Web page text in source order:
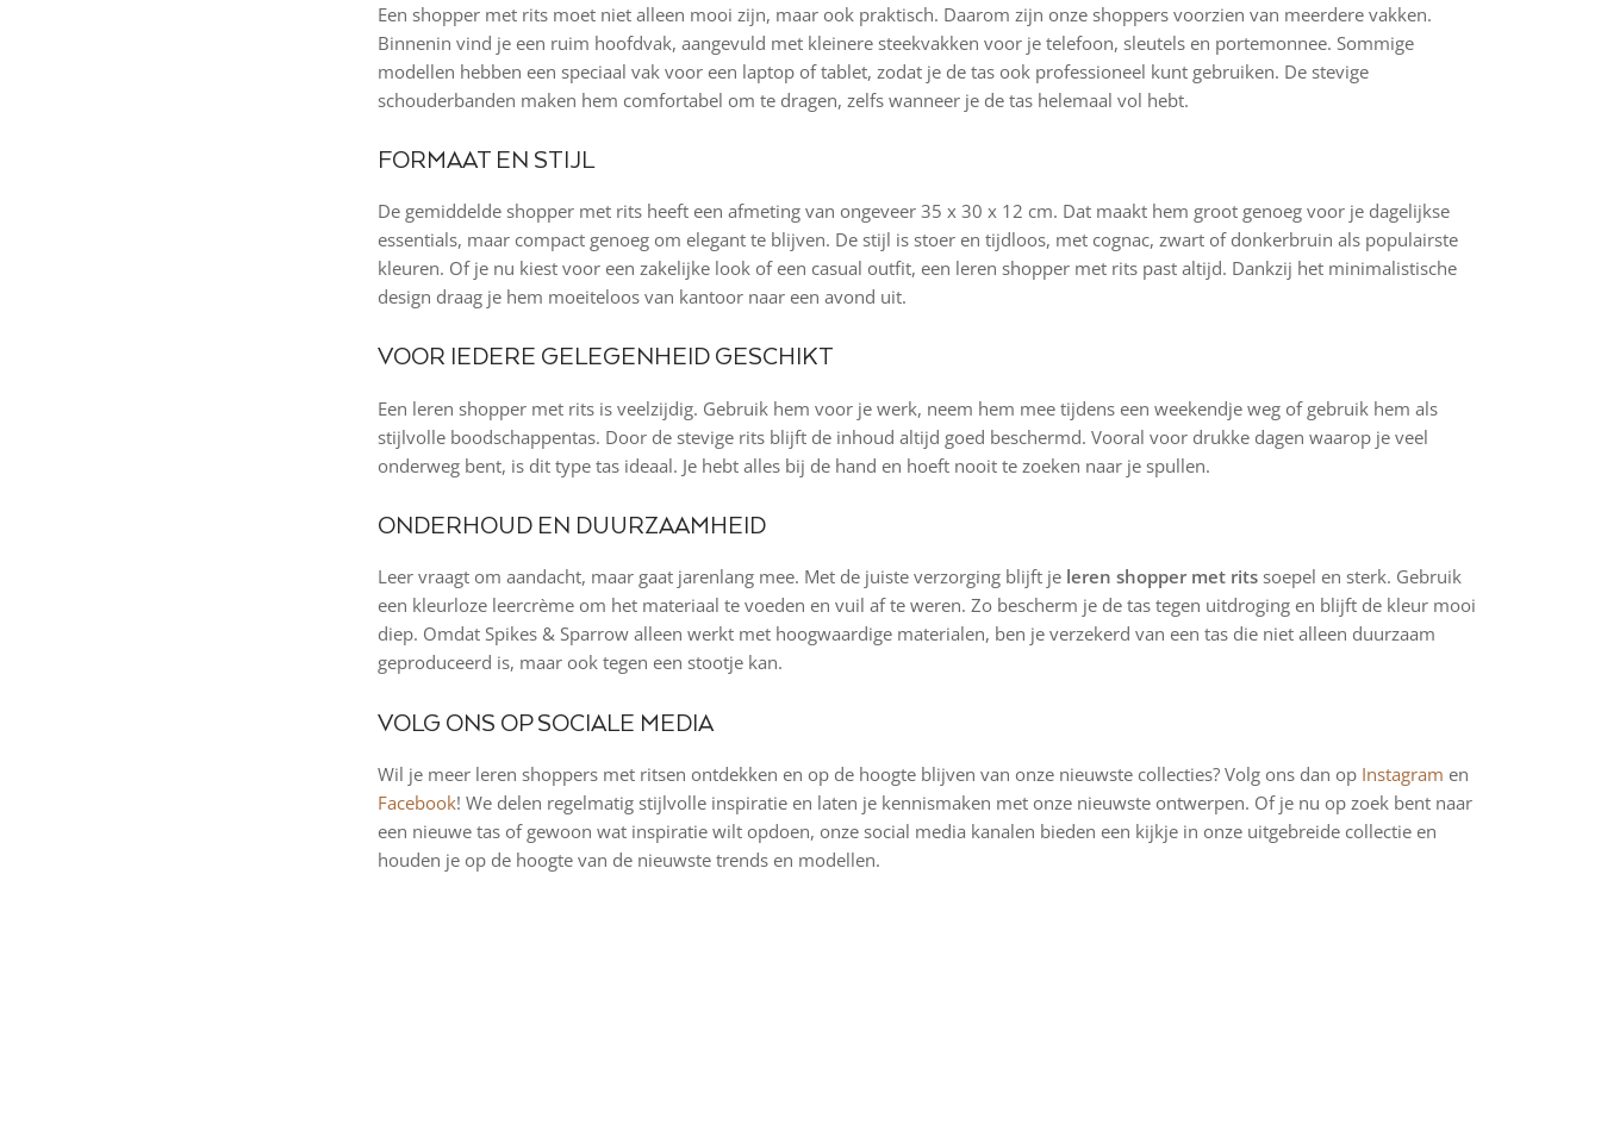
Een shopper met rits moet niet alleen mooi zijn, maar ook praktisch. Daarom zijn onze shoppers voorzien van meerdere vakken.
Binnenin vind je een ruim hoofdvak, aangevuld met kleinere steekvakken voor je telefoon, sleutels en portemonnee. Sommige
modellen hebben een speciaal vak voor een laptop of tablet, zodat je de tas ook professioneel kunt gebruiken. De stevige
schouderbanden maken hem comfortabel om te dragen, zelfs wanneer je de tas helemaal vol hebt.
FORMAAT EN STIJL
De gemiddelde shopper met rits heeft een afmeting van ongeveer 35 x 30 x 12 cm. Dat maakt hem groot genoeg voor je dagelijkse
essentials, maar compact genoeg om elegant te blijven. De stijl is stoer en tijdloos, met cognac, zwart of donkerbruin als populairste
kleuren. Of je nu kiest voor een zakelijke look of een casual outfit, een leren shopper met rits past altijd. Dankzij het minimalistische
design draag je hem moeiteloos van kantoor naar een avond uit.
VOOR IEDERE GELEGENHEID GESCHIKT
Een leren shopper met rits is veelzijdig. Gebruik hem voor je werk, neem hem mee tijdens een weekendje weg of gebruik hem als
stijlvolle boodschappentas. Door de stevige rits blijft de inhoud altijd goed beschermd. Vooral voor drukke dagen waarop je veel
onderweg bent, is dit type tas ideaal. Je hebt alles bij de hand en hoeft nooit te zoeken naar je spullen.
ONDERHOUD EN DUURZAAMHEID
Leer vraagt om aandacht, maar gaat jarenlang mee. Met de juiste verzorging blijft je leren shopper met rits soepel en sterk. Gebruik
een kleurloze leercrème om het materiaal te voeden en vuil af te weren. Zo bescherm je de tas tegen uitdroging en blijft de kleur mooi
diep. Omdat Spikes & Sparrow alleen werkt met hoogwaardige materialen, ben je verzekerd van een tas die niet alleen duurzaam
geproduceerd is, maar ook tegen een stootje kan.
VOLG ONS OP SOCIALE MEDIA
Wil je meer leren shoppers met ritsen ontdekken en op de hoogte blijven van onze nieuwste collecties? Volg ons dan op Instagram en
Facebook! We delen regelmatig stijlvolle inspiratie en laten je kennismaken met onze nieuwste ontwerpen. Of je nu op zoek bent naar
een nieuwe tas of gewoon wat inspiratie wilt opdoen, onze social media kanalen bieden een kijkje in onze uitgebreide collectie en
houden je op de hoogte van de nieuwste trends en modellen.